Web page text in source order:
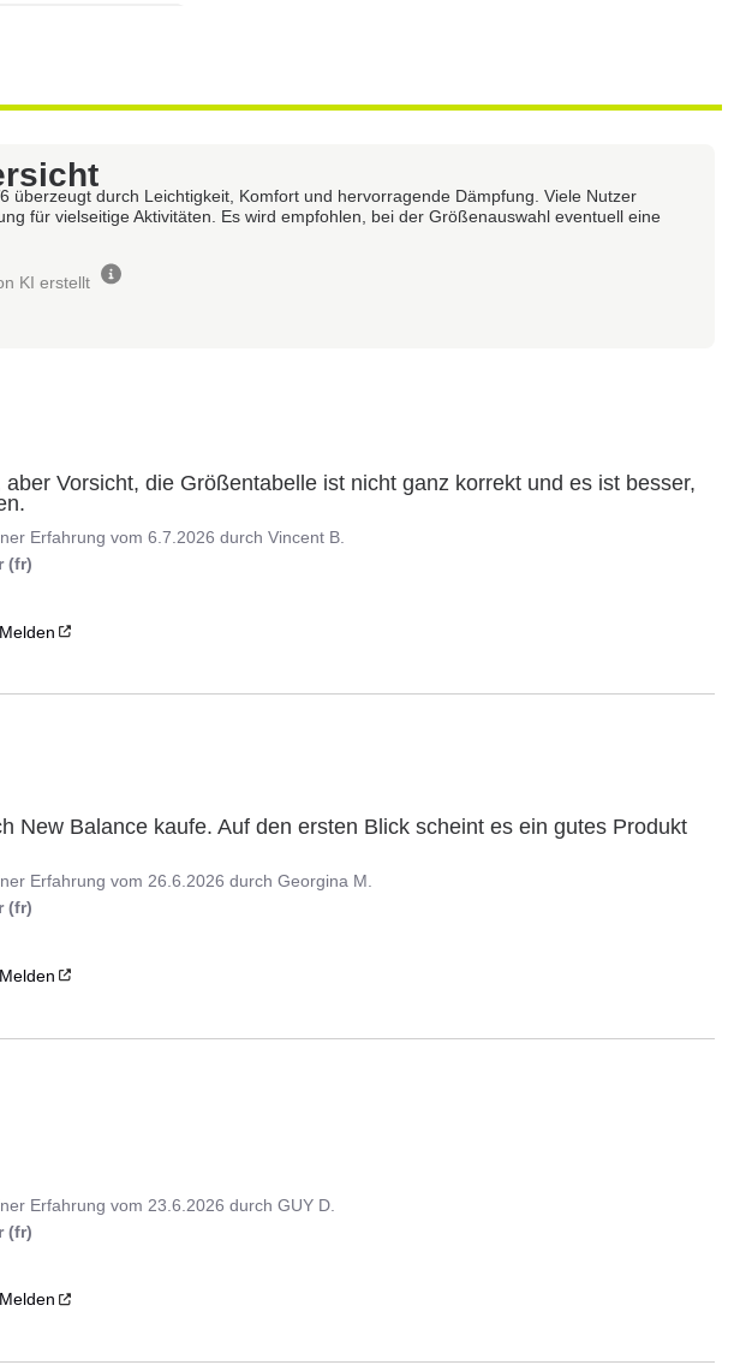
überzeugt durch Leichtigkeit, Komfort und hervorragende Dämpfung. Viele Nutzer
für vielseitige Aktivitäten. Es wird empfohlen, bei der Größenauswahl eventuell eine
KI erstellt
Vorsicht, die Größentabelle ist nicht ganz korrekt und es ist besser,
Erfahrung vom6.7.2026 durchVincent B.
(fr)
Melden
New Balance kaufe. Auf den ersten Blick scheint es ein gutes Produkt
Erfahrung vom26.6.2026 durchGeorgina M.
(fr)
Melden
Erfahrung vom 23.6.2026 durchGUY D.
(fr)
Melden